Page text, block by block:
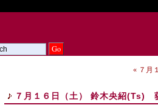
« ７月
７月１６日（土） 鈴木央紹(Ts)